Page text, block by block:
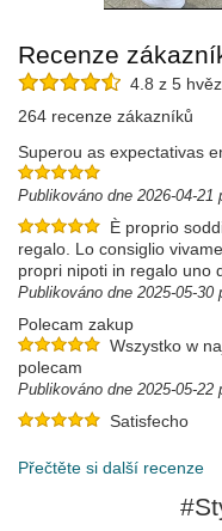
Recenze
4.8 z 5
264 recenze zákazníků
Superou as expectativas
Publikováno dne 2026-04-21
È proprio
regalo. Lo consiglio
propri nipoti in regalo uno
Publikováno dne 2025-05-30
Polecam zakup
Wszystko w
polecam
Publikováno dne 2025-05-22
Satisfecho
Přečtěte si další recenze